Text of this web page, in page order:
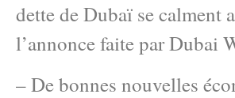
dette de Dubaï se calment
l’annonce faite par Dubai
– De bonnes nouvelles